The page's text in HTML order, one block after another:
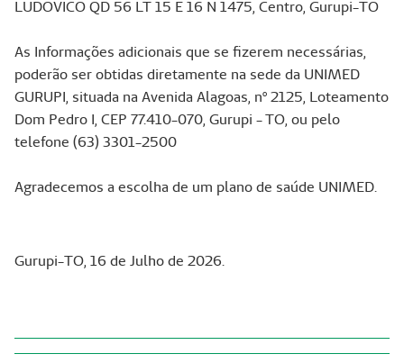
LUDOVICO QD 56 LT 15 E 16 N 1475, Centro, Gurupi-TO
As Informações adicionais que se fizerem necessárias,
poderão ser obtidas diretamente na sede da UNIMED
GURUPI, situada na Avenida Alagoas, nº 2125, Loteamento
Dom Pedro I, CEP 77.410-070, Gurupi - TO, ou pelo
telefone (63) 3301-2500
Agradecemos a escolha de um plano de saúde UNIMED.
Gurupi-TO, 16 de Julho de 2026.